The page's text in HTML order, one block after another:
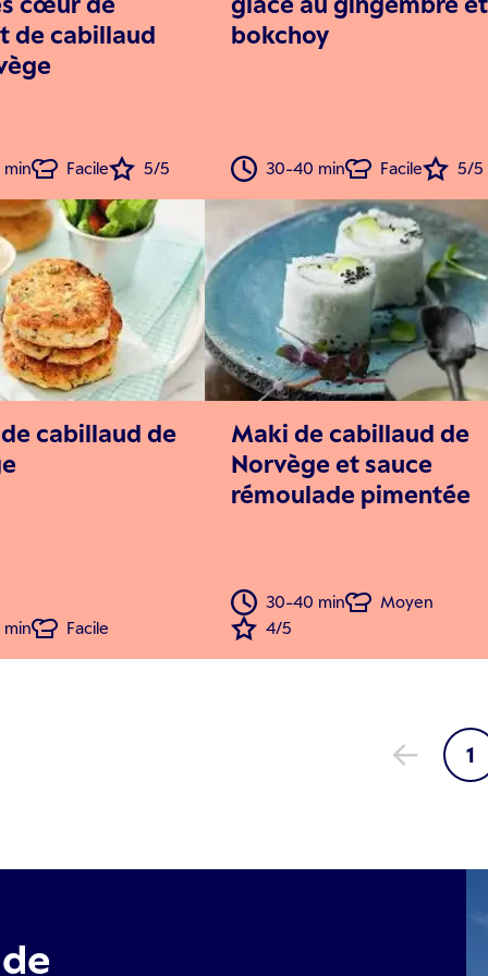
de cabillaud
Facile 5/5
bokchoy
30-40 min Facile 5/5
cabillaud de
Facile
Maki de cabillaud de
Norvège et sauce
rémoulade pimentée
30-40 min
Moyen
4/5
1